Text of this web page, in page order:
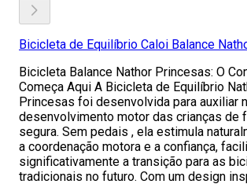
Bicicleta de Equilíbrio Caloi Balance
Bicicleta Balance Nathor Princesas: O
Começa Aqui A Bicicleta de Equilíbrio
Princesas foi desenvolvida para auxiliar
desenvolvimento motor das crianças de
segura. Sem pedais , ela estimula
a coordenação motora e a confiança,
significativamente a transição para as
tradicionais no futuro. Com um design